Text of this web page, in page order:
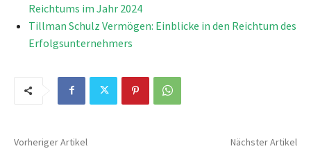
Reichtums im Jahr 2024
Tillman Schulz Vermögen: Einblicke in den Reichtum des
Erfolgsunternehmers
Vorheriger Artikel Nächster Artikel